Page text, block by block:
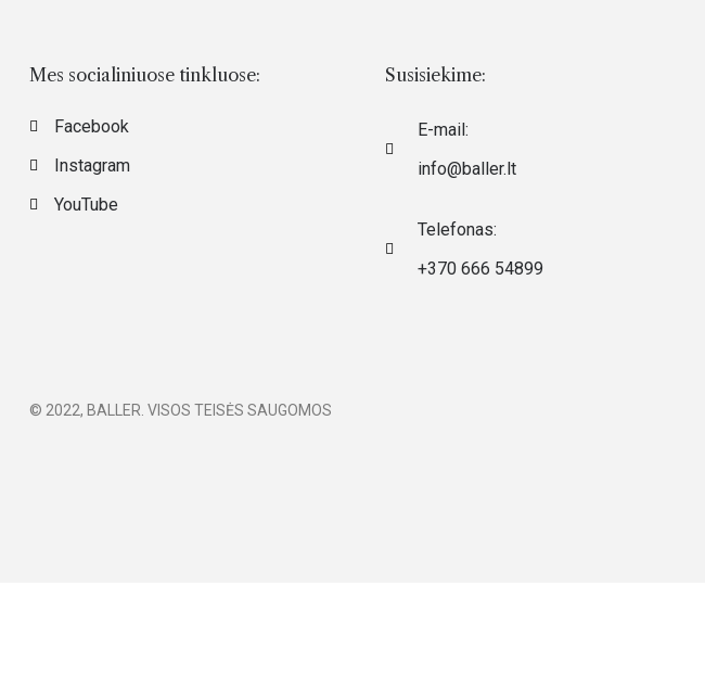
Mes socialiniuose tinkluose:
Facebook
Instagram
YouTube
Susisiekime:
E-mail:
info@baller.lt
Telefonas:
+370 666 54899
© 2022, BALLER. VISOS TEISĖS SAUGOMOS